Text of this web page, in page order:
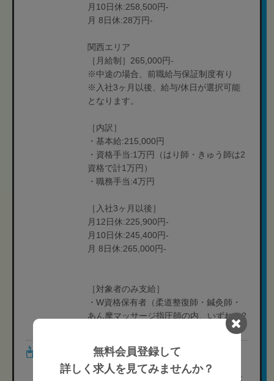
月10日休:258,500円-
月 8日休:28万円-
関西エリア
［月給制］265,000円-
※中途の場合、前職給与保証制度有り
※入社3ヶ月以後、給与/休日が選択可能
となります。
［内訳］
・基本給:215,000円
・資格手当:1万円（はり師・きゅう師は2
資格で計1万円）
・職務手当:4万円
［入社3ヶ月以後］
月12日休:225,900円-
月10日休:245,400円-
月 8日休:265,000円-
［対象者のみ支給］
・W資格保有者（柔道整復師・鍼灸師・
あん摩マッサージ指圧師の内、いずれか2
［休日］
・基本パターン
月8日休み(シフト制)※休日曜日は院によ
無料会員登録して
詳しく求人を見てみませんか？